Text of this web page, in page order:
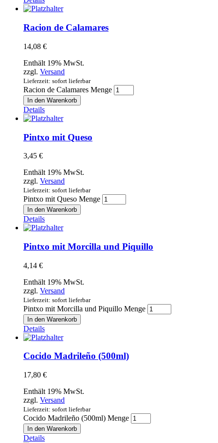
Racion de Calamares
14,08 €
Enthält 19% MwSt.
zzgl. Versand
Lieferzeit: sofort lieferbar
Racion de Calamares Menge
In den Warenkorb
Details
Pintxo mit Queso
3,45 €
Enthält 19% MwSt.
zzgl. Versand
Lieferzeit: sofort lieferbar
Pintxo mit Queso Menge
In den Warenkorb
Details
Pintxo mit Morcilla und Piquillo
4,14 €
Enthält 19% MwSt.
zzgl. Versand
Lieferzeit: sofort lieferbar
Pintxo mit Morcilla und Piquillo Menge
In den Warenkorb
Details
Cocido Madrileño (500ml)
17,80 €
Enthält 19% MwSt.
zzgl. Versand
Lieferzeit: sofort lieferbar
Cocido Madrileño (500ml) Menge
In den Warenkorb
Details